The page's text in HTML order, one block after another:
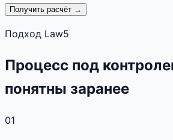
Получить расчёт →
Подход Law5
Процесс под
понятны заранее
01